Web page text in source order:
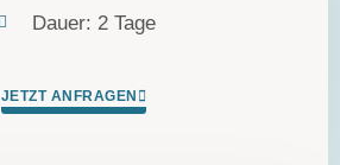
Dauer: 2 Tage
JETZT ANFRAGEN